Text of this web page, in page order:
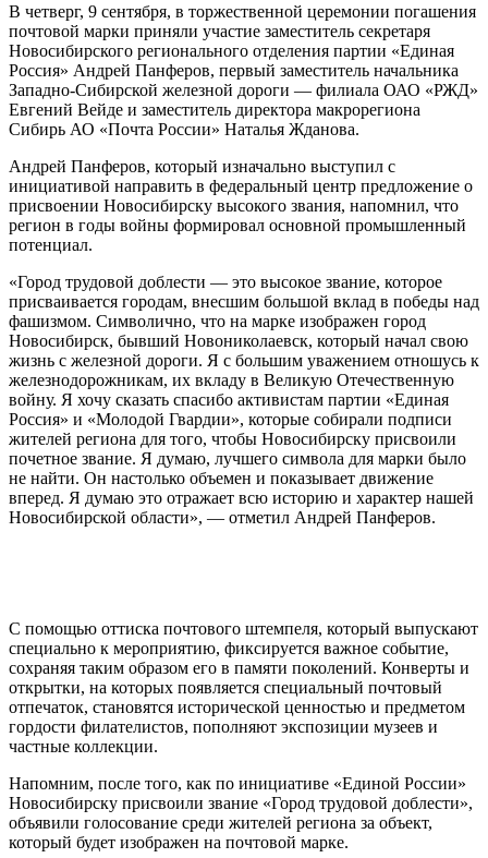
В четверг, 9 сентября, в торжественной церемонии погашения
почтовой марки приняли участие заместитель секретаря
Новосибирского регионального отделения партии «Единая
Россия» Андрей Панферов, первый заместитель начальника
Западно-Сибирской железной дороги — филиала ОАО «РЖД»
Евгений Вейде и заместитель директора макрорегиона
Сибирь АО «Почта России» Наталья Жданова.
Андрей Панферов, который изначально выступил с
инициативой направить в федеральный центр предложение о
присвоении Новосибирску высокого звания, напомнил, что
регион в годы войны формировал основной промышленный
потенциал.
«Город трудовой доблести — это высокое звание, которое
присваивается городам, внесшим большой вклад в победы над
фашизмом. Символично, что на марке изображен город
Новосибирск, бывший Новониколаевск, который начал свою
жизнь с железной дороги. Я с большим уважением отношусь к
железнодорожникам, их вкладу в Великую Отечественную
войну. Я хочу сказать спасибо активистам партии «Единая
Россия» и «Молодой Гвардии», которые собирали подписи
жителей региона для того, чтобы Новосибирску присвоили
почетное звание. Я думаю, лучшего символа для марки было
не найти. Он настолько объемен и показывает движение
вперед. Я думаю это отражает всю историю и характер нашей
Новосибирской области», — отметил Андрей Панферов.
С помощью оттиска почтового штемпеля, который выпускают
специально к мероприятию, фиксируется важное событие,
сохраняя таким образом его в памяти поколений. Конверты и
открытки, на которых появляется специальный почтовый
отпечаток, становятся исторической ценностью и предметом
гордости филателистов, пополняют экспозиции музеев и
частные коллекции.
Напомним, после того, как по инициативе «Единой России»
Новосибирску присвоили звание «Город трудовой доблести»,
объявили голосование среди жителей региона за объект,
который будет изображен на почтовой марке.